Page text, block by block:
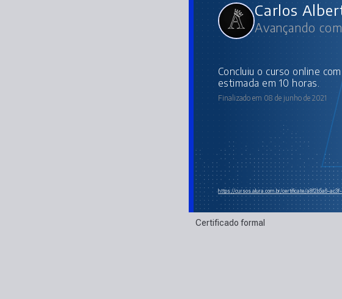
Carlos
Avançando
concluiu o curso online com carga horária
estimada em 10 horas.
Finalizado em 08 de junho de 2021
https://cursos.alura.com.br/certificate/a8f2b5a6-
Certificado formal